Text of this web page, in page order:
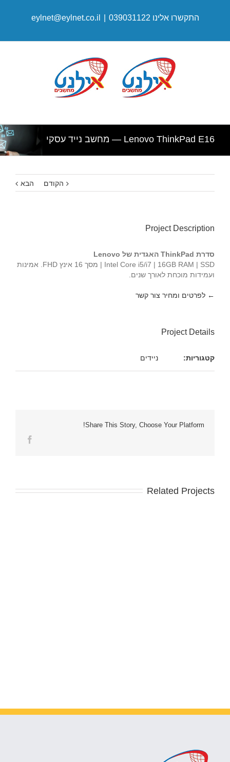
התקשרו אלינו 039031122 eylnet@eylnet.co.il
Lenovo ThinkPad E16 — מחשב נייד עסקי
הקודם הבא
Project Description
סדרת ThinkPad האגדית של Lenovo
Intel Core i5/i7 | 16GB RAM | SSD | מסך 16 אינץ FHD. אמינות
ועמידות מוכחת לאורך שנים.
← לפרטים ומחיר צור קשר
Project Details
קטגוריות: ניידים
Share This Story, Choose Your Platform!
Related Projects